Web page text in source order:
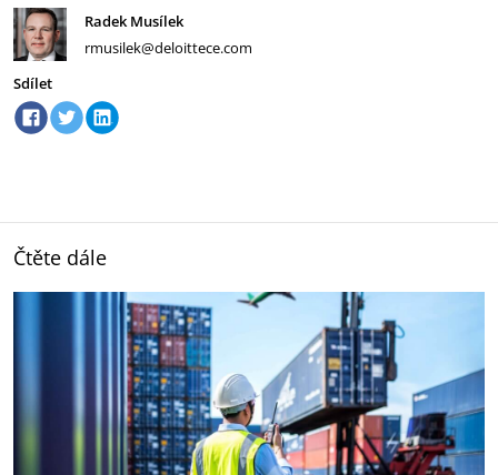
Radek Musílek
rmusilek@deloittece.com
Sdílet
Čtěte dále